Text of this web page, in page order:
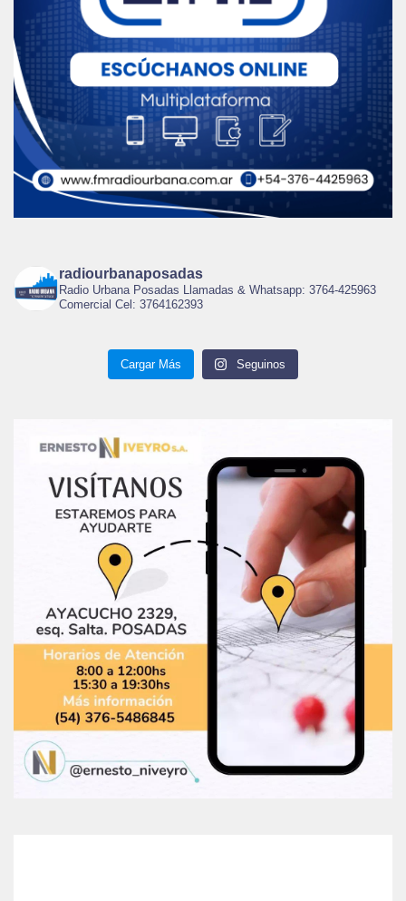
radiourbanaposadas
Radio Urbana Posadas Llamadas & Whatsapp: 3764-425963
Comercial Cel: 3764162393
Cargar Más Seguinos